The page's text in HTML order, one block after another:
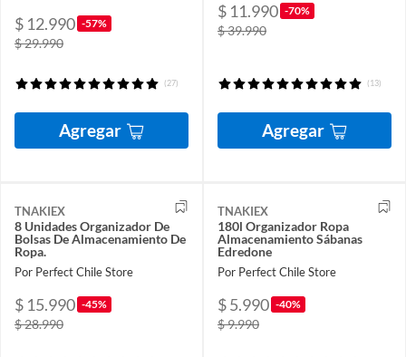
$ 12.990 -57%
$ 29.990
(27)
Agregar
$ 11.990 -70%
$ 39.990
(13)
Agregar
TNAKIEX
8 Unidades Organizador De
Bolsas De Almacenamiento De
Ropa.
Por Perfect Chile Store
$ 15.990 -45%
$ 28.990
TNAKIEX
180l Organizador Ropa
Almacenamiento Sábanas
Edredone
Por Perfect Chile Store
$ 5.990 -40%
$ 9.990